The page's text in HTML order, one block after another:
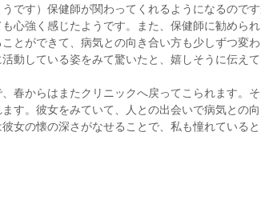
です）保健師が関わってくれるようになるので
心強く感じたようです。また、保健師に勧めら
とができて、病気との向き合い方も少しずつ変
動している姿をみて驚いたと、嬉しそうに伝えて
春からはまたクリニックへ戻ってこられます。
す。彼女をみていて、人との出会いで病気との
女の懐の深さがなせることで、私も憧れていると